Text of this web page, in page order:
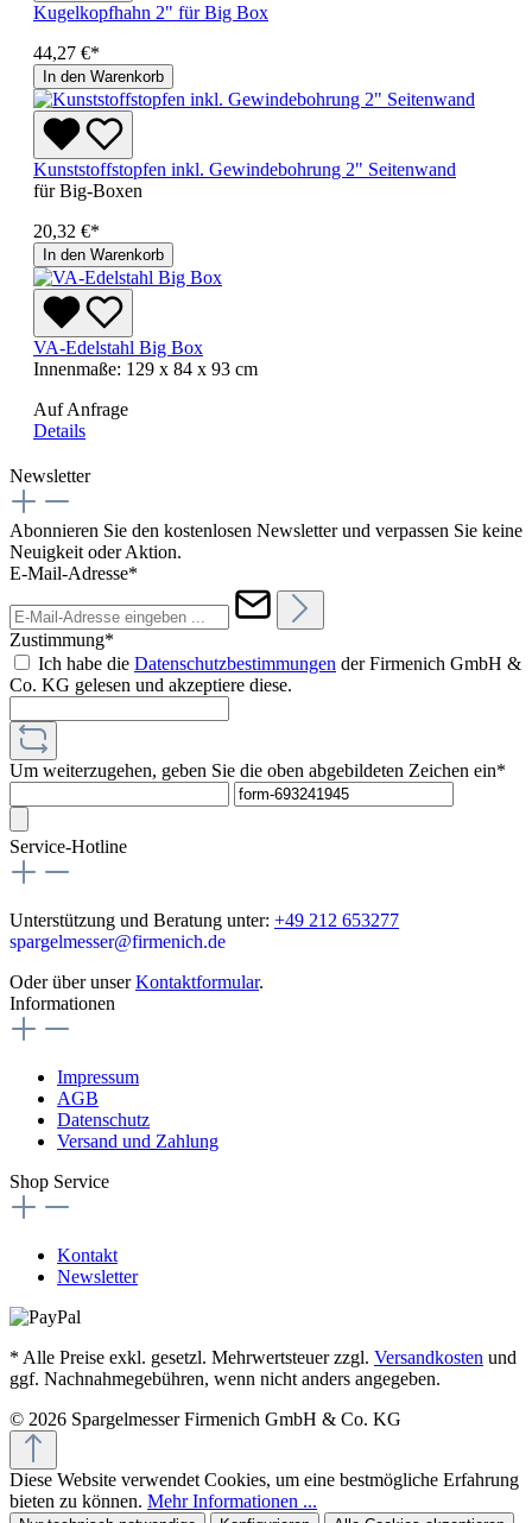
Kugelkopfhahn 2" für Big Box
44,27 €*
In den Warenkorb
Kunststoffstopfen inkl. Gewindebohrung 2" Seitenwand
für Big-Boxen
20,32 €*
In den Warenkorb
VA-Edelstahl Big Box
Innenmaße: 129 x 84 x 93 cm
Auf Anfrage
Details
Newsletter
Abonnieren Sie den kostenlosen Newsletter und verpassen Sie keine
Neuigkeit oder Aktion.
E-Mail-Adresse*
Zustimmung*
Ich habe die Datenschutzbestimmungen der Firmenich GmbH &
Co. KG gelesen und akzeptiere diese.
Um weiterzugehen, geben Sie die oben abgebildeten Zeichen ein*
Service-Hotline
Unterstützung und Beratung unter: +49 212 653277
spargelmesser@firmenich.de
Oder über unserKontaktformular.
Informationen
Impressum
AGB
Datenschutz
Versand und Zahlung
Shop Service
Kontakt
Newsletter
* Alle Preise exkl. gesetzl. Mehrwertsteuer zzgl. Versandkosten und
ggf. Nachnahmegebühren, wenn nicht anders angegeben.
© 2026 Spargelmesser Firmenich GmbH & Co. KG
Diese Website verwendet Cookies, um eine bestmögliche Erfahrung
bieten zu können. Mehr Informationen ...